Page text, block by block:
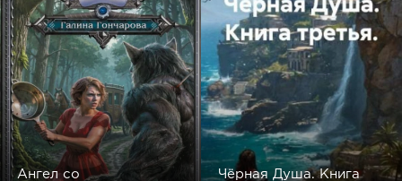
Ангел со
Чёрная Душа. Книга